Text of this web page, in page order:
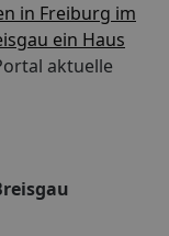
in Freiburg im
ein Haus
aktuelle